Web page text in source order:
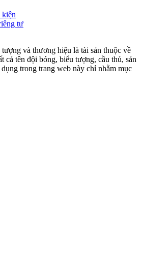
tư
tượng và thương hiệu là tài sản thuộc về
cả tên đội bóng, biểu tượng, cầu thủ, sản
trong trang web này chỉ nhằm mục